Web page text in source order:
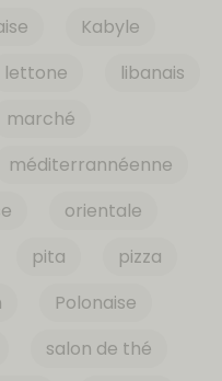
Kabyle
lettone
libanais
marché
méditerrannéenne
orientale
pita
pizza
Polonaise
salon de thé